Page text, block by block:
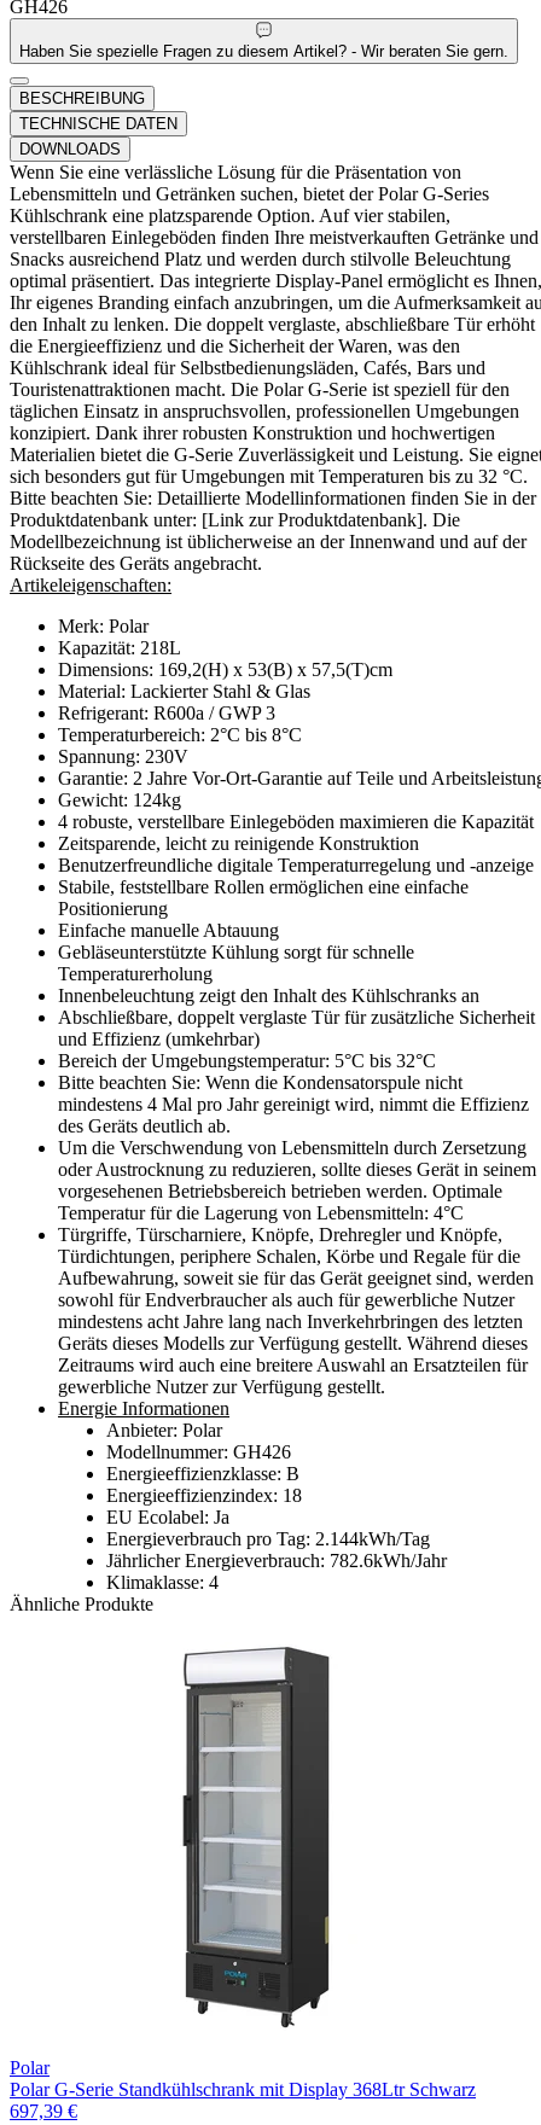
GH426
Haben Sie spezielle Fragen zu diesem Artikel? - Wir beraten Sie gern.
BESCHREIBUNG
TECHNISCHE DATEN
DOWNLOADS
Wenn Sie eine verlässliche Lösung für die Präsentation von
Lebensmitteln und Getränken suchen, bietet der Polar G-Series
Kühlschrank eine platzsparende Option. Auf vier stabilen,
verstellbaren Einlegeböden finden Ihre meistverkauften Getränke und
Snacks ausreichend Platz und werden durch stilvolle Beleuchtung
optimal präsentiert. Das integrierte Display-Panel ermöglicht es Ihnen,
Ihr eigenes Branding einfach anzubringen, um die Aufmerksamkeit
den Inhalt zu lenken. Die doppelt verglaste, abschließbare Tür erhöht
die Energieeffizienz und die Sicherheit der Waren, was den
Kühlschrank ideal für Selbstbedienungsläden, Cafés, Bars und
Touristenattraktionen macht. Die Polar G-Serie ist speziell für den
täglichen Einsatz in anspruchsvollen, professionellen Umgebungen
konzipiert. Dank ihrer robusten Konstruktion und hochwertigen
Materialien bietet die G-Serie Zuverlässigkeit und Leistung. Sie
sich besonders gut für Umgebungen mit Temperaturen bis zu 32 °C.
Bitte beachten Sie: Detaillierte Modellinformationen finden Sie in der
Produktdatenbank unter: [Link zur Produktdatenbank]. Die
Modellbezeichnung ist üblicherweise an der Innenwand und auf der
Rückseite des Geräts angebracht.
Artikeleigenschaften:
Merk: Polar
Kapazität: 218L
Dimensions: 169,2(H) x 53(B) x 57,5(T)cm
Material: Lackierter Stahl & Glas
Refrigerant: R600a / GWP 3
Temperaturbereich: 2°C bis 8°C
Spannung: 230V
Garantie: 2 Jahre Vor-Ort-Garantie auf Teile und
Gewicht: 124kg
4 robuste, verstellbare Einlegeböden maximieren die Kapazität
Zeitsparende, leicht zu reinigende Konstruktion
Benutzerfreundliche digitale Temperaturregelung und -anzeige
Stabile, feststellbare Rollen ermöglichen eine einfache
Positionierung
Einfache manuelle Abtauung
Gebläseunterstützte Kühlung sorgt für schnelle
Temperaturerholung
Innenbeleuchtung zeigt den Inhalt des Kühlschranks an
Abschließbare, doppelt verglaste Tür für zusätzliche Sicherheit
und Effizienz (umkehrbar)
Bereich der Umgebungstemperatur: 5°C bis 32°C
Bitte beachten Sie: Wenn die Kondensatorspule nicht
mindestens 4 Mal pro Jahr gereinigt wird, nimmt die Effizienz
des Geräts deutlich ab.
Um die Verschwendung von Lebensmitteln durch Zersetzung
oder Austrocknung zu reduzieren, sollte dieses Gerät in seinem
vorgesehenen Betriebsbereich betrieben werden. Optimale
Temperatur für die Lagerung von Lebensmitteln: 4°C
Türgriffe, Türscharniere, Knöpfe, Drehregler und Knöpfe,
Türdichtungen, periphere Schalen, Körbe und Regale für die
Aufbewahrung, soweit sie für das Gerät geeignet sind, werden
sowohl für Endverbraucher als auch für gewerbliche Nutzer
mindestens acht Jahre lang nach Inverkehrbringen des letzten
Geräts dieses Modells zur Verfügung gestellt. Während dieses
Zeitraums wird auch eine breitere Auswahl an Ersatzteilen für
gewerbliche Nutzer zur Verfügung gestellt.
Energie Informationen
Anbieter: Polar
Modellnummer: GH426
Energieeffizienzklasse: B
Energieeffizienzindex: 18
EU Ecolabel: Ja
Energieverbrauch pro Tag: 2.144kWh/Tag
Jährlicher Energieverbrauch: 782.6kWh/Jahr
Klimaklasse: 4
Ähnliche Produkte
Polar
Polar G-Serie Standkühlschrank mit Display 368Ltr Schwarz
697,39 €